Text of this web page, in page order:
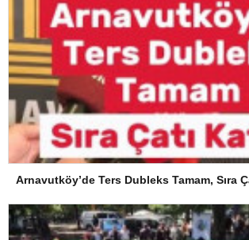
Arnavutköy’de Ters Dubleks Tamam, Sıra